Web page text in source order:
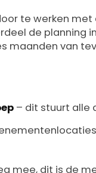
te werken
de planning
maanden van
– dit stuurt alle
mee, dit is de